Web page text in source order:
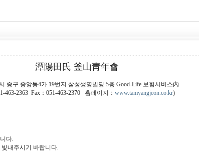
潭陽田氏 釜山靑年會
----------------------------------------------------------------
중구 중앙동4가 19번지 삼성생명빌딩 5층 Good-Life 보험서비스內
463-2363 Fax：051-463-2370 홈페이지： www.tamyangjeon.co.kr)
다.
내주시기 바랍니다.